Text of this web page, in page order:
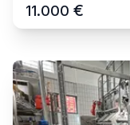
11.000 €